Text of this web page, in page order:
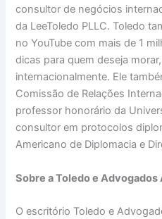
consultor de negócios
da LeeToledo PLLC. Toledo
no YouTube com mais de 1
dicas para quem deseja
internacionalmente. Ele
Comissão de Relações
professor honorário da
consultor em protocolos
Americano de Diplomacia e
Sobre a Toledo e
O escritório Toledo e